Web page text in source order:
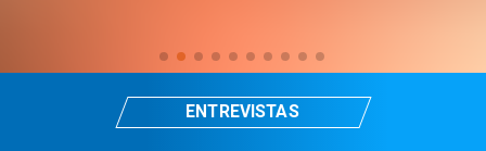
ENTREVISTAS